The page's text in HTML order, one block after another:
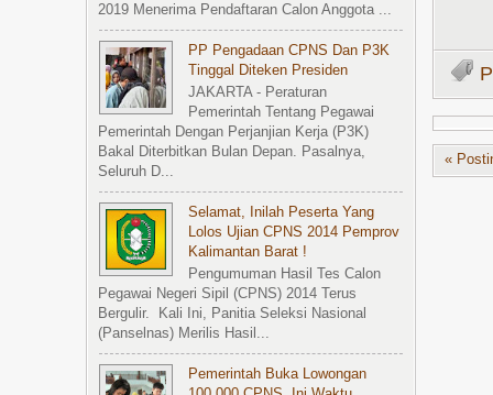
«
2019 Menerima Pendaftaran Calon Anggota ...
PP Pengadaan CPNS Dan P3K
Tinggal Diteken Presiden
JAKARTA - Peraturan
Pemerintah Tentang Pegawai
Pemerintah Dengan Perjanjian Kerja (P3K)
Bakal Diterbitkan Bulan Depan. Pasalnya,
Seluruh D...
Selamat, Inilah Peserta Yang
Lolos Ujian CPNS 2014 Pemprov
Kalimantan Barat !
Pengumuman Hasil Tes Calon
Pegawai Negeri Sipil (CPNS) 2014 Terus
Bergulir. Kali Ini, Panitia Seleksi Nasional
(Panselnas) Merilis Hasil...
Pemerintah Buka Lowongan